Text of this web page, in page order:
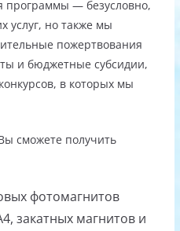
программы — безусловно,
услуг, но также мы
пожертвования
и бюджетные субсидии,
в которых мы
сможете получить
фотомагнитов
закатных магнитов и